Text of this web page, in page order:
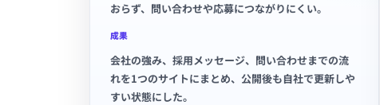
おらず、問い合わせや応募につながりにくい。
成果
会社の強み、採用メッセージ、問い合わせまでの流
れを1つのサイトにまとめ、公開後も自社で更新しや
すい状態にした。